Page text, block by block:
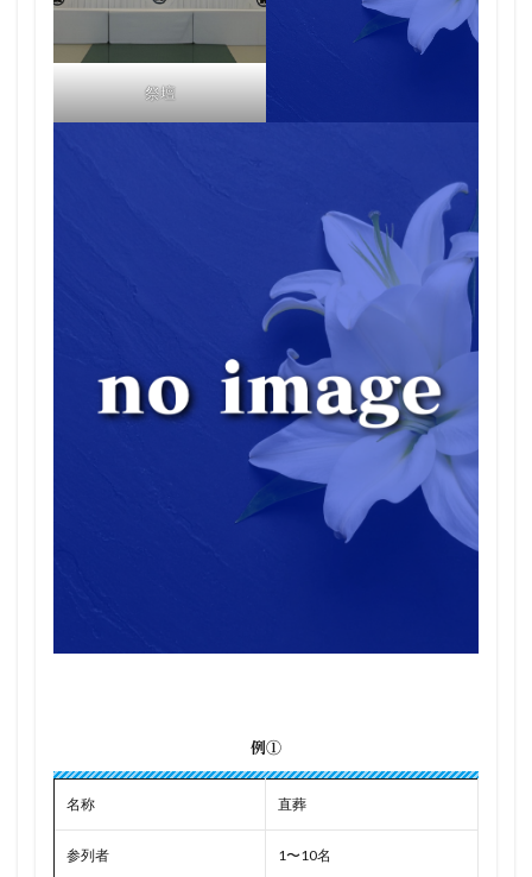
祭壇
例①
名称 直葬
参列者 1〜10名